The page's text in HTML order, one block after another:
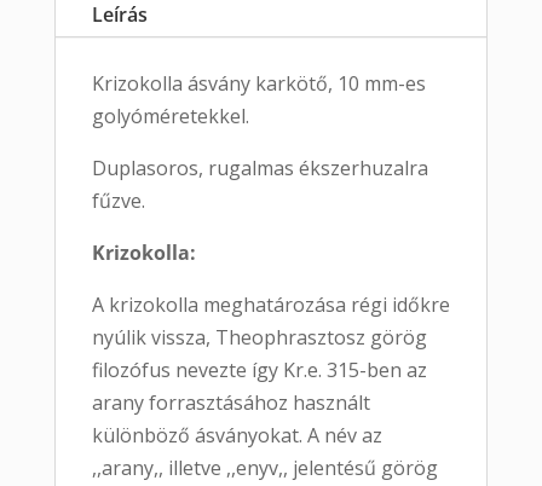
Leírás
Krizokolla ásvány karkötő, 10 mm-es
golyóméretekkel.
Duplasoros, rugalmas ékszerhuzalra
fűzve.
Krizokolla:
A krizokolla meghatározása régi időkre
nyúlik vissza, Theophrasztosz görög
filozófus nevezte így Kr.e. 315-ben az
arany forrasztásához használt
különböző ásványokat. A név az
,,arany,, illetve ,,enyv,, jelentésű görög